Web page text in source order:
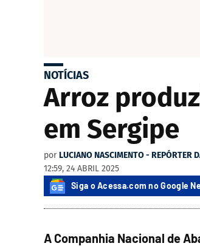
NOTÍCIAS
Arroz
em Sergipe
por LUCIANO NASCIMENTO - REPÓRTER
12:59, 24 ABRIL 2025
Siga o Acessa.com no Google
A Companhia Nacional de